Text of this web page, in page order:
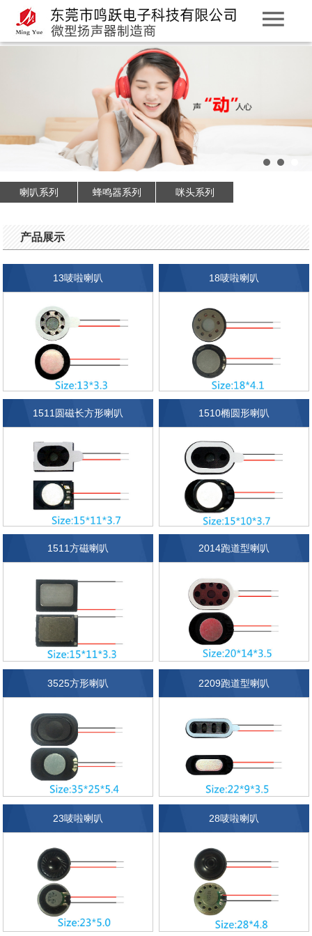
喇叭系列 蜂鸣器系列 咪头系列
产品展示
13唛啦喇叭 18唛啦喇叭
1510椭圆形喇叭
1511圆磁长方形喇叭
1511方磁喇叭 2014跑道型喇叭
2209跑道型喇叭
3525方形喇叭
23唛啦喇叭 28唛啦喇叭